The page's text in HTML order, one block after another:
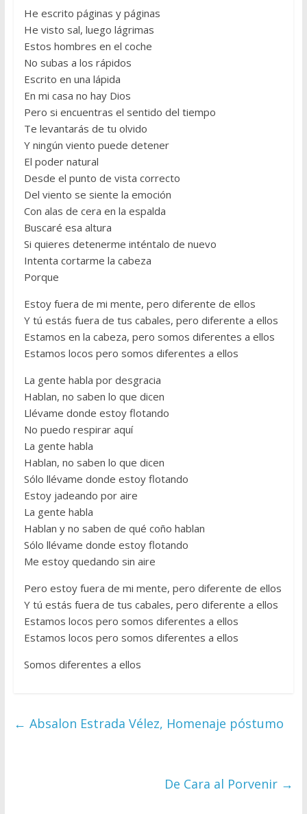
He escrito páginas y páginas
He visto sal, luego lágrimas
Estos hombres en el coche
No subas a los rápidos
Escrito en una lápida
En mi casa no hay Dios
Pero si encuentras el sentido del tiempo
Te levantarás de tu olvido
Y ningún viento puede detener
El poder natural
Desde el punto de vista correcto
Del viento se siente la emoción
Con alas de cera en la espalda
Buscaré esa altura
Si quieres detenerme inténtalo de nuevo
Intenta cortarme la cabeza
Porque
Estoy fuera de mi mente, pero diferente de ellos
Y tú estás fuera de tus cabales, pero diferente a ellos
Estamos en la cabeza, pero somos diferentes a ellos
Estamos locos pero somos diferentes a ellos
La gente habla por desgracia
Hablan, no saben lo que dicen
Llévame donde estoy flotando
No puedo respirar aquí
La gente habla
Hablan, no saben lo que dicen
Sólo llévame donde estoy flotando
Estoy jadeando por aire
La gente habla
Hablan y no saben de qué coño hablan
Sólo llévame donde estoy flotando
Me estoy quedando sin aire
Pero estoy fuera de mi mente, pero diferente de ellos
Y tú estás fuera de tus cabales, pero diferente a ellos
Estamos locos pero somos diferentes a ellos
Estamos locos pero somos diferentes a ellos
Somos diferentes a ellos
← Absalon Estrada Vélez, Homenaje póstumo
De Cara al Porvenir →